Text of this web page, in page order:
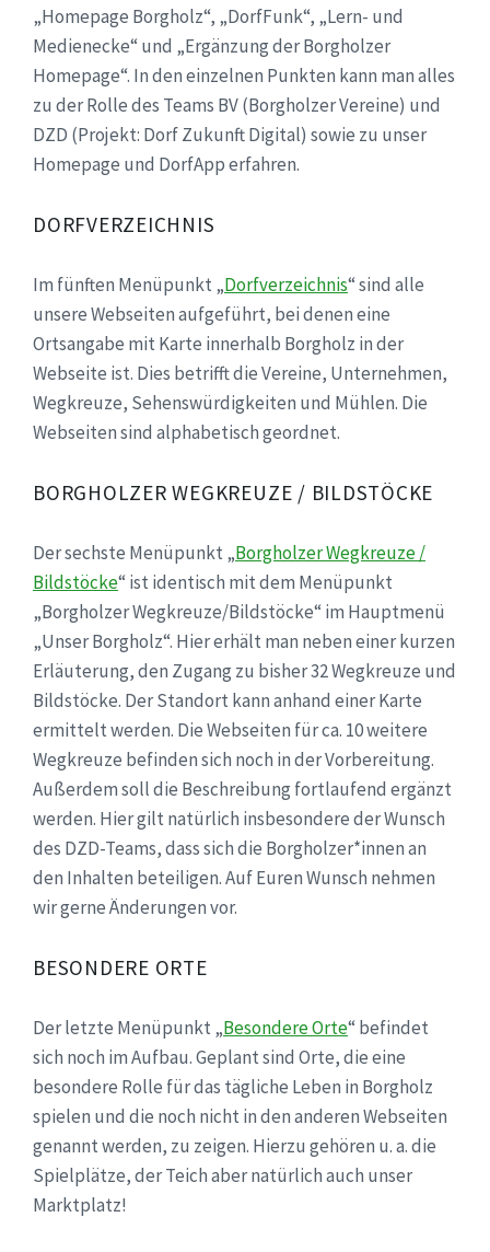
„Homepage Borgholz“, „DorfFunk“, „Lern- und
Medienecke“ und „Ergänzung der Borgholzer
Homepage“. In den einzelnen Punkten kann man alles
zu der Rolle des Teams BV (Borgholzer Vereine) und
DZD (Projekt: Dorf Zukunft Digital) sowie zu unser
Homepage und DorfApp erfahren.
DORFVERZEICHNIS
Im fünften Menüpunkt „Dorfverzeichnis“ sind alle
unsere Webseiten aufgeführt, bei denen eine
Ortsangabe mit Karte innerhalb Borgholz in der
Webseite ist. Dies betrifft die Vereine, Unternehmen,
Wegkreuze, Sehenswürdigkeiten und Mühlen. Die
Webseiten sind alphabetisch geordnet.
BORGHOLZER WEGKREUZE / BILDSTÖCKE
Der sechste Menüpunkt „Borgholzer Wegkreuze /
Bildstöcke“ ist identisch mit dem Menüpunkt
„Borgholzer Wegkreuze/Bildstöcke“ im Hauptmenü
„Unser Borgholz“. Hier erhält man neben einer kurzen
Erläuterung, den Zugang zu bisher 32 Wegkreuze und
Bildstöcke. Der Standort kann anhand einer Karte
ermittelt werden. Die Webseiten für ca. 10 weitere
Wegkreuze befinden sich noch in der Vorbereitung.
Außerdem soll die Beschreibung fortlaufend ergänzt
werden. Hier gilt natürlich insbesondere der Wunsch
des DZD-Teams, dass sich die Borgholzer*innen an
den Inhalten beteiligen. Auf Euren Wunsch nehmen
wir gerne Änderungen vor.
BESONDERE ORTE
Der letzte Menüpunkt „Besondere Orte“ befindet
sich noch im Aufbau. Geplant sind Orte, die eine
besondere Rolle für das tägliche Leben in Borgholz
spielen und die noch nicht in den anderen Webseiten
genannt werden, zu zeigen. Hierzu gehören u. a. die
Spielplätze, der Teich aber natürlich auch unser
Marktplatz!